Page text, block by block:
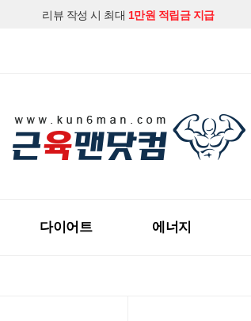
리뷰 작성 시 최대 1만원 적립금 지급
다이어트 에너지